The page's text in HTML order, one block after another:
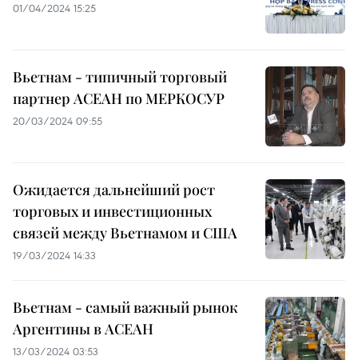
01/04/2024 15:25
Вьетнам - типичный торговый
партнер АСЕАН по МЕРКОСУР
20/03/2024 09:55
Ожидается дальнейший рост
торговых и инвестиционных
связей между Вьетнамом и США
19/03/2024 14:33
Вьетнам - самый важный рынок
Аргентины в АСЕАН
13/03/2024 03:53